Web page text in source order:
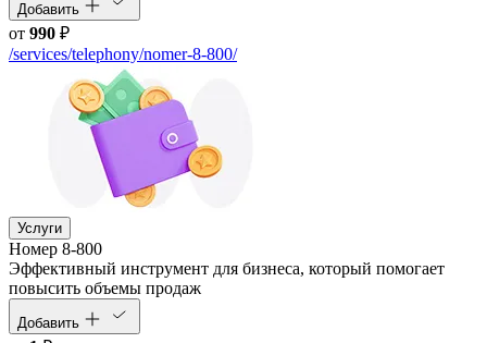
Добавить
от 990 ₽
/services/telephony/nomer-8-800/
Услуги
Номер 8-800
Эффективный инструмент для бизнеса, который помогает
повысить объемы продаж
Добавить